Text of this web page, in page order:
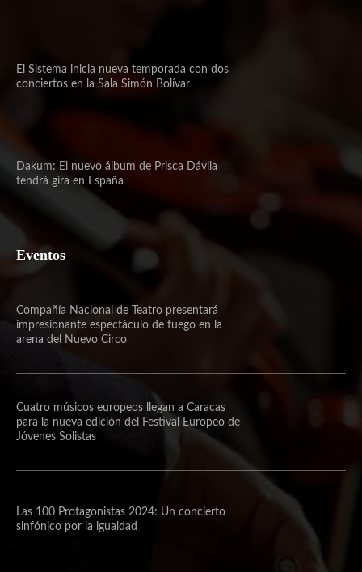
El Sistema inicia nueva temporada con dos
conciertos en la Sala Simón Bolívar
Dakum: El nuevo álbum de Prisca Dávila
tendrá gira en España
Eventos
Compañía Nacional de Teatro presentará
impresionante espectáculo de fuego en la
arena del Nuevo Circo
Cuatro músicos europeos llegan a Caracas
para la nueva edición del Festival Europeo de
Jóvenes Solistas
Las 100 Protagonistas 2024: Un concierto
sinfónico por la igualdad